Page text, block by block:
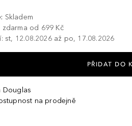
: Skladem
zdarma od 699 Kč
st, 12.08.2026 až po, 17.08.2026
PŘIDAT DO
Douglas
na prodejně